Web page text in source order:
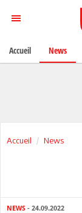
Accueil News
NEWS - 24.09.2022
Accueil News